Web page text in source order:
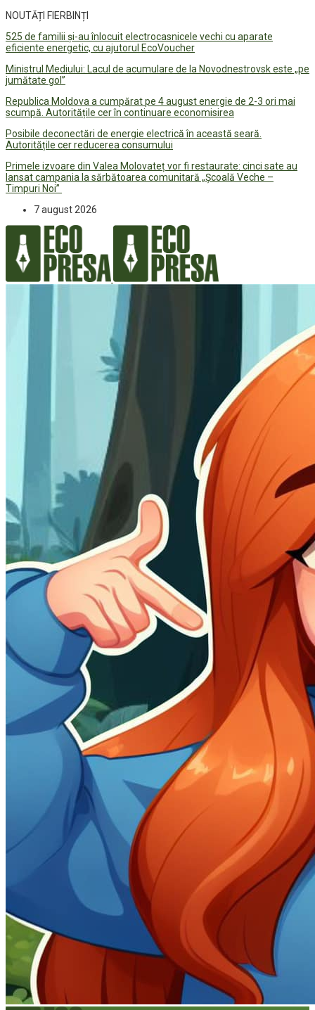
NOUTĂȚI FIERBINȚI
525 de familii și-au înlocuit electrocasnicele vechi cu aparate
eficiente energetic, cu ajutorul EcoVoucher
Ministrul Mediului: Lacul de acumulare de la Novodnestrovsk este „pe
jumătate gol”
Republica Moldova a cumpărat pe 4 august energie de 2-3 ori mai
scumpă. Autoritățile cer în continuare economisirea
Posibile deconectări de energie electrică în această seară.
Autoritățile cer reducerea consumului
Primele izvoare din Valea Molovateț vor fi restaurate: cinci sate au
lansat campania la sărbătoarea comunitară „Școală Veche –
Timpuri Noi”
7 august 2026